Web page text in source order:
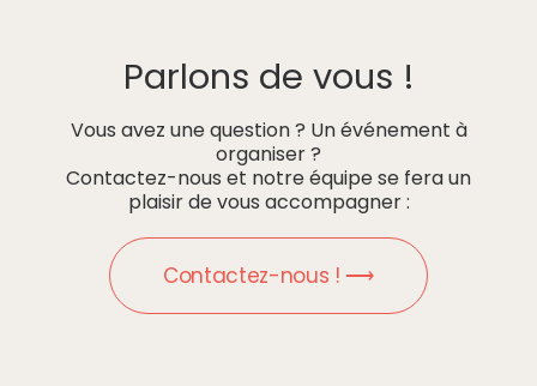
Parlons de vous !
Vous avez une question ? Un événement à
organiser ?
Contactez-nous et notre équipe se fera un
plaisir de vous accompagner :
Contactez-nous ! ⟶